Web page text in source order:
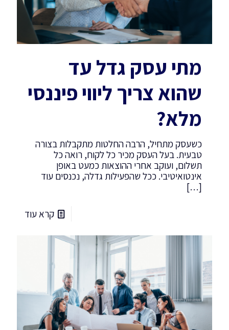
מתי עסק גדל עד
שהוא צריך ליווי פיננסי
מלא?
כשעסק מתחיל, הרבה החלטות מתקבלות בצורה
טבעית. בעל העסק מכיר כל לקוח, רואה כל
תשלום, ועוקב אחרי ההוצאות כמעט באופן
אינטואיטיבי. ככל שהפעילות גדלה, נכנסים עוד
[…]
קרא עוד